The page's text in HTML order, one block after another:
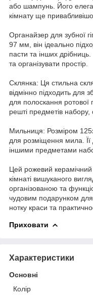
або шампунь. Його
кімнату ще
Органайзер для зубної
97 мм, він ідеально
пасти та інших
та організувати простір.
Склянка: Ця стильна
відмінно підходить для
для полоскання ротової
решті предметів
Мильниця: Розміром
для розміщення мила. Її
іншими предметами
Цей рожевий керамічний
кімнаті вишуканого
організованою та
чудовим подарунком
нотку краси та
Приховати
Характеристики
Основні
Колір